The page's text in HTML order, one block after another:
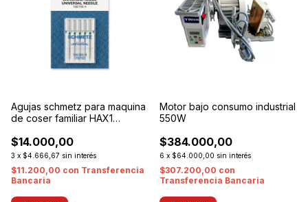
Agujas schmetz para maquina
de coser familiar HAX1
$14.000,00
3 x $4.666,67 sin interés
$11.200,00 con Transferencia
Bancaria
Motor bajo consumo industrial
550W
$384.000,00
6 x $64.000,00 sin interés
$307.200,00 con
Transferencia Bancaria